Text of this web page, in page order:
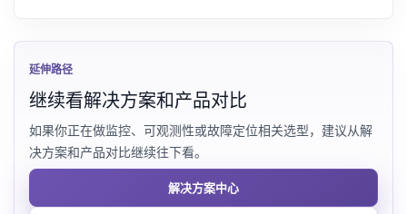
延伸路径
继续看解决方案和产品对比
如果你正在做监控、可观测性或故障定位相关选型，建议从解
决方案和产品对比继续往下看。
解决方案中心